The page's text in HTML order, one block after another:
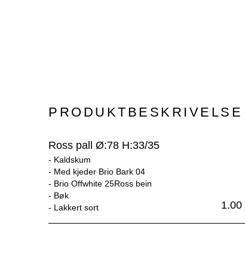
PRODUKTBESKRIVELSE
Ross pall Ø:78 H:33/35
- Kaldskum
- Med kjeder Brio Bark 04
- Brio Offwhite 25Ross bein
- Bøk
- Lakkert sort 1.00